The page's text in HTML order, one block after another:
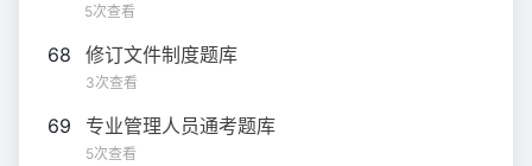
5次查看
68 修订文件制度题库
3次查看
69 专业管理人员通考题库
5次查看